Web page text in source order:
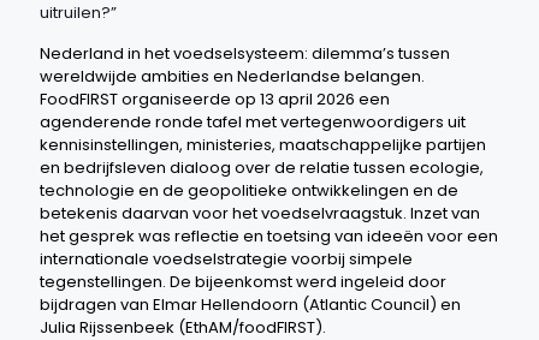
uitruilen?”
Nederland in het voedselsysteem: dilemma’s tussen
wereldwijde ambities en Nederlandse belangen.
FoodFIRST organiseerde op 13 april 2026 een
agenderende ronde tafel met vertegenwoordigers uit
kennisinstellingen, ministeries, maatschappelijke partijen
en bedrijfsleven dialoog over de relatie tussen ecologie,
technologie en de geopolitieke ontwikkelingen en de
betekenis daarvan voor het voedselvraagstuk. Inzet van
het gesprek was reflectie en toetsing van ideeën voor een
internationale voedselstrategie voorbij simpele
tegenstellingen. De bijeenkomst werd ingeleid door
bijdragen van Elmar Hellendoorn (Atlantic Council) en
Julia Rijssenbeek (EthAM/foodFIRST).